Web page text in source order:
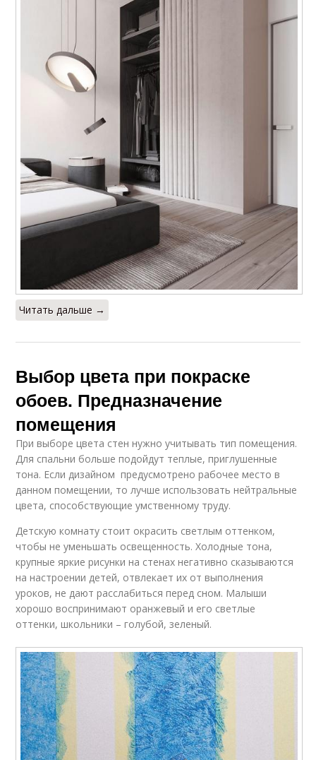
Читать дальше →
Выбор цвета при покраске
обоев. Предназначение
помещения
При выборе цвета стен нужно учитывать тип помещения.
Для спальни больше подойдут теплые, приглушенные
тона. Если дизайном предусмотрено рабочее место в
данном помещении, то лучше использовать нейтральные
цвета, способствующие умственному труду.
Детскую комнату стоит окрасить светлым оттенком,
чтобы не уменьшать освещенность. Холодные тона,
крупные яркие рисунки на стенах негативно сказываются
на настроении детей, отвлекает их от выполнения
уроков, не дают расслабиться перед сном. Малыши
хорошо воспринимают оранжевый и его светлые
оттенки, школьники – голубой, зеленый.